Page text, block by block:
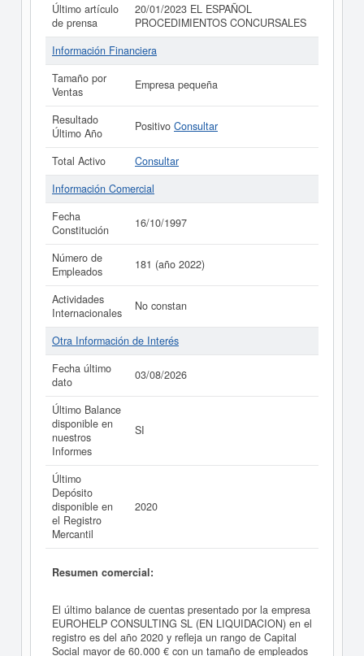
Último artículo
de prensa
20/01/2023 EL ESPAÑOL
PROCEDIMIENTOS CONCURSALES
Información Financiera
Tamaño por
Ventas
Empresa pequeña
Resultado
Último Año
Positivo Consultar
Total Activo
Consultar
Información Comercial
Fecha
Constitución
16/10/1997
Número de
Empleados
181 (año 2022)
Actividades
Internacionales
No constan
Otra Información de Interés
Fecha último
dato
03/08/2026
Último Balance
disponible en
nuestros
Informes
SI
Último
Depósito
disponible en
el Registro
Mercantil
2020
Resumen comercial:
El último balance de cuentas presentado por la empresa
EUROHELP CONSULTING SL (EN LIQUIDACION) en el
registro es del año 2020 y refleja un rango de Capital
Social mayor de 60.000 € con un tamaño de empleados